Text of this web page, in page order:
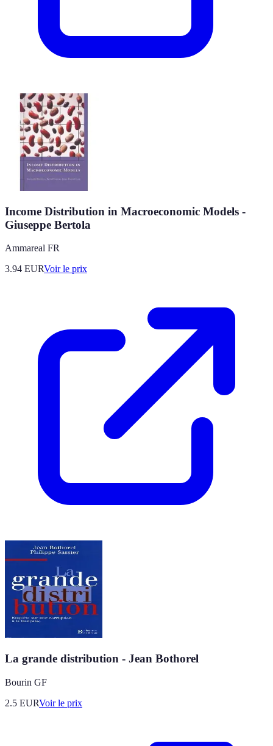
Income Distribution in Macroeconomic Models -
Giuseppe Bertola
Ammareal FR
3.94 EURVoir le prix
La grande distribution - Jean Bothorel
Bourin GF
2.5 EURVoir le prix